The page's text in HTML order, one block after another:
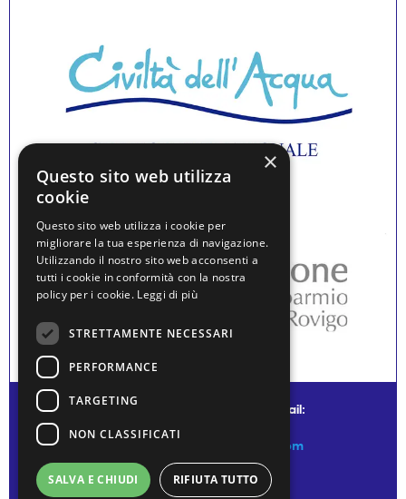
© water museum of venice - mail:
info@watermuseumofvenice.com
×
Questo sito web utilizza
cookie
Questo sito web utilizza i cookie per
migliorare la tua esperienza di navigazione.
Utilizzando il nostro sito web acconsenti a
tutti i cookie in conformità con la nostra
policy per i cookie. Leggi di più
STRETTAMENTE NECESSARI
PERFORMANCE
TARGETING
NON CLASSIFICATI
SALVA E CHIUDI RIFIUTA TUTTO